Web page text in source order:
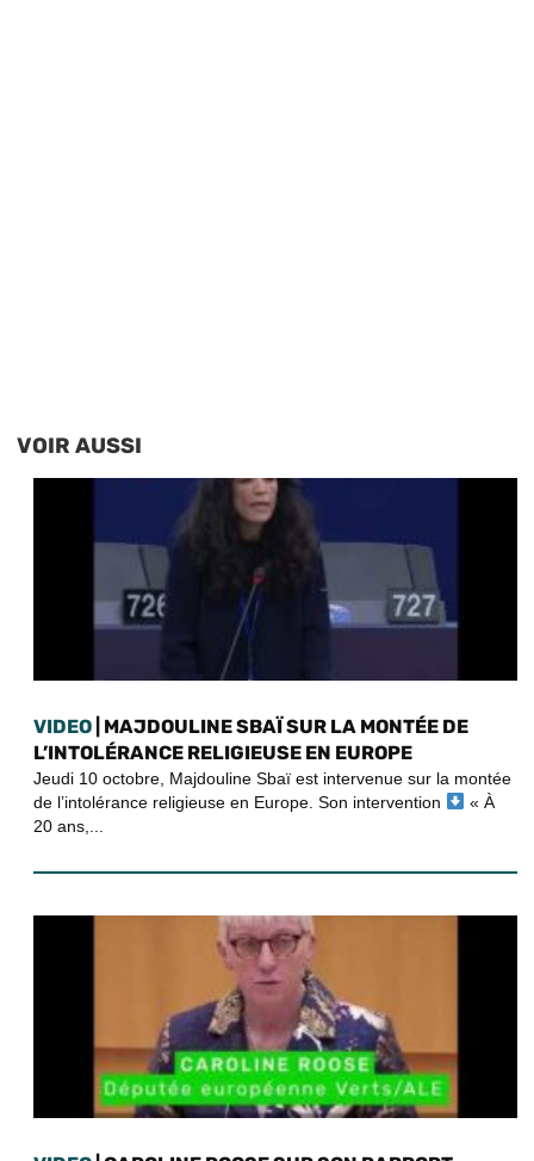
VOIR AUSSI
VIDEO | MAJDOULINE SBAÏ SUR LA MONTÉE DE
L’INTOLÉRANCE RELIGIEUSE EN EUROPE
Jeudi 10 octobre, Majdouline Sbaï est intervenue sur la montée
de l’intolérance religieuse en Europe. Son intervention
« À
20 ans,...